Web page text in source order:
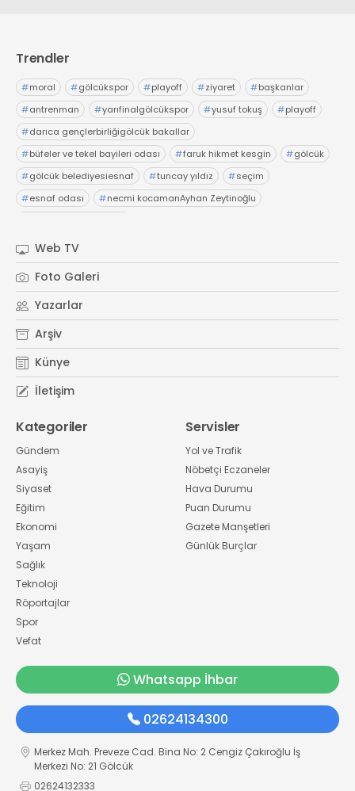
Trendler
#moral #gölcükspor #playoff #ziyaret #başkanlar
#antrenman #yarıfinalgölcükspor #yusuf tokuş #playoff
#darıca gençlerbirliğigölcük bakallar
#büfeler ve tekel bayileri odası #faruk hikmet kesgin #gölcük
#gölcük belediyesiesnaf #tuncay yıldız #seçim
#esnaf odası #necmi kocamanAyhan Zeytinoğlu
Web TV
Foto Galeri
Yazarlar
Arşiv
Künye
İletişim
Kategoriler
Gündem
Asayiş
Siyaset
Eğitim
Ekonomi
Yaşam
Sağlık
Teknoloji
Röportajlar
Spor
Vefat
Servisler
Yol ve Trafik
Nöbetçi Eczaneler
Hava Durumu
Puan Durumu
Gazete Manşetleri
Günlük Burçlar
Whatsapp İhbar
02624134300
Merkez Mah. Preveze Cad. Bina No: 2 Cengiz Çakıroğlu İş
Merkezi No: 21 Gölcük
02624132333